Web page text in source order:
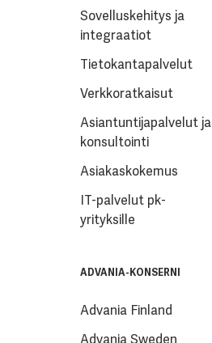
Sovelluskehitys ja
integraatiot
Tietokantapalvelut
Verkkoratkaisut
Asiantuntijapalvelut ja
konsultointi
Asiakaskokemus
IT-palvelut pk-
yrityksille
ADVANIA-KONSERNI
Advania Finland
Advania Sweden